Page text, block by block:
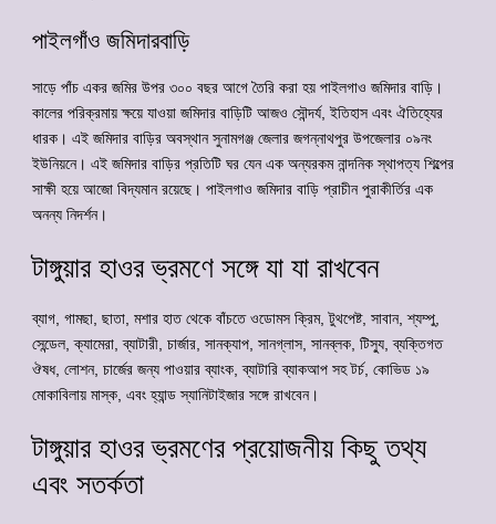
পাইলগাঁও জমিদারবাড়ি
সাড়ে পাঁচ একর জমির উপর ৩০০ বছর আগে তৈরি করা হয় পাইলগাও জমিদার বাড়ি।
কালের পরিক্রমায় ক্ষয়ে যাওয়া জমিদার বাড়িটি আজও সৌন্দর্য, ইতিহাস এবং ঐতিহ্যের
ধারক। এই জমিদার বাড়ির অবস্থান সুনামগঞ্জ জেলার জগন্নাথপুর উপজেলার ০৯নং
ইউনিয়নে। এই জমিদার বাড়ির প্রতিটি ঘর যেন এক অন্যরকম নান্দনিক স্থাপত্য শিল্পের
সাক্ষী হয়ে আজো বিদ্যমান রয়েছে। পাইলগাও জমিদার বাড়ি প্রাচীন পুরাকীর্তির এক
অনন্য নিদর্শন।
টাঙ্গুয়ার হাওর ভ্রমণে সঙ্গে যা যা রাখবেন
ব্যাগ, গামছা, ছাতা, মশার হাত থেকে বাঁচতে ওডোমস ক্রিম, টুথপেষ্ট, সাবান, শ্যম্পু,
সেন্ডেল, ক্যামেরা, ব্যাটারী, চার্জার, সানক্যাপ, সানগ্লাস, সানব্লক, টিস্যু, ব্যক্তিগত
ঔষধ, লোশন, চার্জের জন্য পাওয়ার ব্যাংক, ব্যাটারি ব্যাকআপ সহ টর্চ, কোভিড ১৯
মোকাবিলায় মাস্ক, এবং হ্যান্ড স্যানিটাইজার সঙ্গে রাখবেন।
টাঙ্গুয়ার হাওর ভ্রমণের প্রয়োজনীয় কিছু তথ্য
এবং সতর্কতা